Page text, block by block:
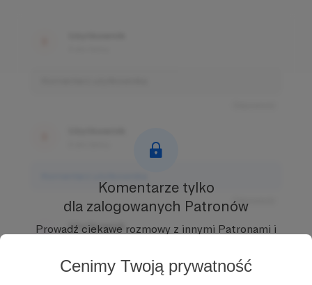
Cenimy Twoją prywatność
Odpowiedz
Użytkownik
Komentarz użytkownika
Komentarze tylko
dla zalogowanych Patronów
Prowadź ciekawe rozmowy z innymi Patronami i